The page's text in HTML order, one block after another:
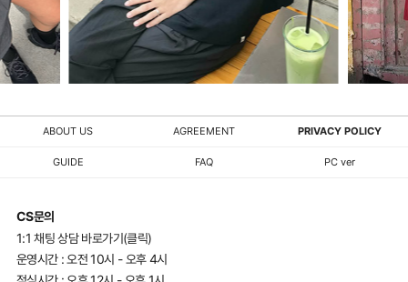
ABOUT US AGREEMENT PRIVACY POLICY
GUIDE FAQ PC ver
CS문의
1:1 채팅 상담 바로가기(클릭)
운영시간 : 오전 10시 - 오후 4시